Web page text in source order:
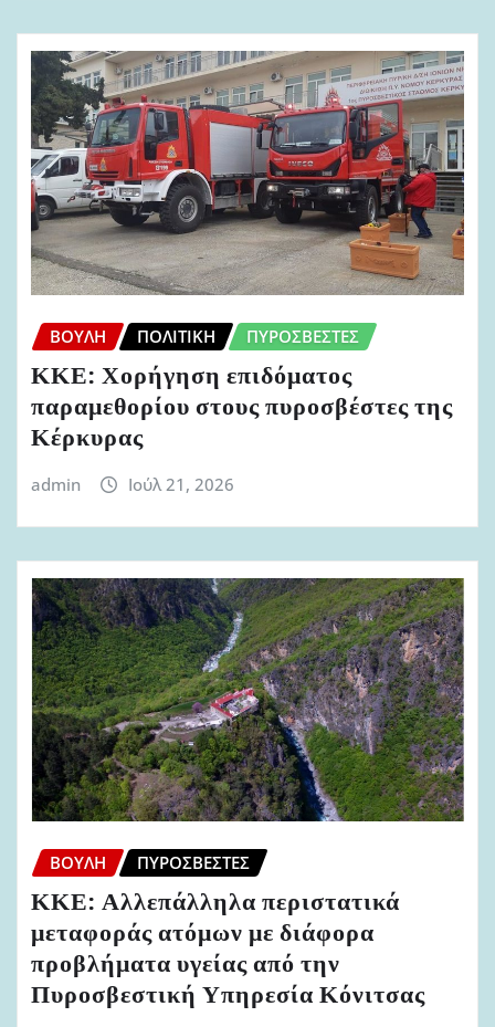
ΒΟΥΛΉ ΠΟΛΙΤΙΚΉ ΠΥΡΟΣΒΈΣΤΕΣ
ΚΚΕ: Χορήγηση επιδόματος
παραμεθορίου στους πυροσβέστες της
Κέρκυρας
admin Ιούλ 21, 2026
ΒΟΥΛΉ ΠΥΡΟΣΒΈΣΤΕΣ
ΚΚΕ: Αλλεπάλληλα περιστατικά
μεταφοράς ατόμων με διάφορα
προβλήματα υγείας από την
Πυροσβεστική Υπηρεσία Κόνιτσας